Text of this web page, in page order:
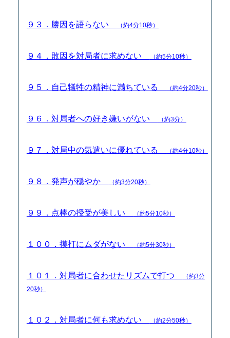
９３．勝因を語らない （約4分10秒）
９４．敗因を対局者に求めない （約5分10秒）
９５．自己犠牲の精神に満ちている （約4分20秒）
９６．対局者への好き嫌いがない （約3分）
９７．対局中の気遣いに優れている （約4分10秒）
９８．発声が穏やか （約3分20秒）
９９．点棒の授受が美しい （約5分10秒）
１００．摸打にムダがない （約5分30秒）
１０１．対局者に合わせたリズムで打つ
（約3分
20秒）
１０２．対局者に何も求めない （約2分50秒）